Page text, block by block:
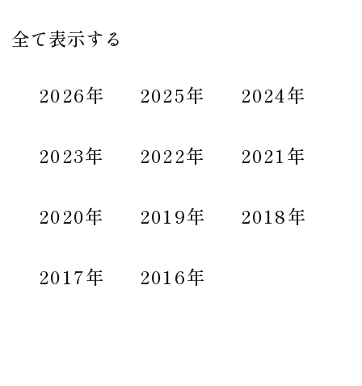
全て表示する
2026年 2025年 2024年
2023年 2022年 2021年
2020年 2019年 2018年
2017年 2016年